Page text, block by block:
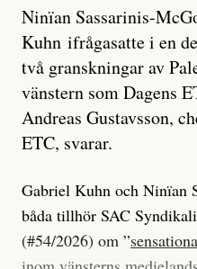
Ninïan Sassarinis-
Kuhn ifrågasatte i en
två granskningar av
vänstern som Dagens
Andreas Gustavsson,
ETC, svarar.
Gabriel Kuhn och Ninïan
båda tillhör SAC
(#54/2026) om ”